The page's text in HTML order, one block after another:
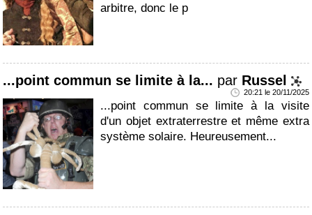
arbitre, donc le p
...point commun se limite à la... par Russel
20:21 le 20/11/2025
...point commun se limite à la visite
d'un objet extraterrestre et même extra
système solaire. Heureusement...